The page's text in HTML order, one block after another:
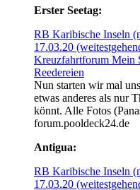
Erster Seetag:
RB Karibische Inseln
17.03.20
Kreuzfahrtforum Mein
Reedereien
Nun starten wir mal
etwas anderes als nur
könnt. Alle Fotos
forum.pooldeck24.de
Antigua:
RB Karibische Inseln
17.03.20